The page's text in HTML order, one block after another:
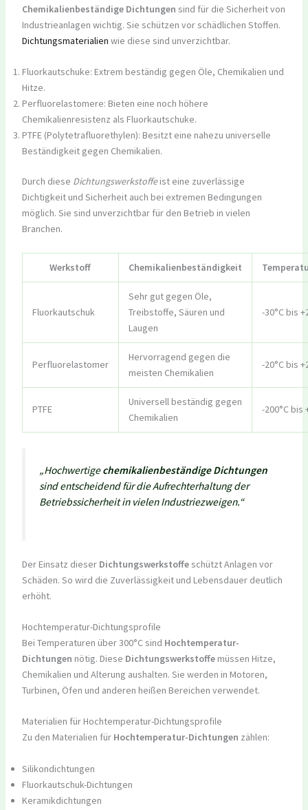
Chemikalienbeständige Dichtungen sind für die Sicherheit von
Industrieanlagen wichtig. Sie schützen vor schädlichen Stoffen.
Dichtungsmaterialien wie diese sind unverzichtbar.
Fluorkautschuke: Extrem beständig gegen Öle, Chemikalien und
Hitze.
Perfluorelastomere: Bieten eine noch höhere
Chemikalienresistenz als Fluorkautschuke.
PTFE (Polytetrafluorethylen): Besitzt eine nahezu universelle
Beständigkeit gegen Chemikalien.
Durch diese Dichtungswerkstoffeist eine zuverlässige
Dichtigkeit und Sicherheit auch bei extremen Bedingungen
möglich. Sie sind unverzichtbar für den Betrieb in vielen
Branchen.
Werkstoff Chemikalienbeständigkeit
Fluorkautschuk
Sehr gut gegen Öle,
Treibstoffe, Säuren und
Laugen
-30°C bis
Perfluorelastomer
Hervorragend gegen die
meisten Chemikalien
-20°C bis
PTFE
Universell beständig gegen
Chemikalien
-200°C bis
„Hochwertigechemikalienbeständige Dichtungen
sind entscheidend für die Aufrechterhaltung der
Betriebssicherheit in vielen Industriezweigen.“
Der Einsatz dieser Dichtungswerkstoffeschützt Anlagen vor
Schäden. So wird die Zuverlässigkeit und Lebensdauer deutlich
erhöht.
Hochtemperatur-Dichtungsprofile
Bei Temperaturen über 300°C sind Hochtemperatur-
Dichtungen nötig. Diese Dichtungswerkstoffemüssen Hitze,
Chemikalien und Alterung aushalten. Sie werden in Motoren,
Turbinen, Öfen und anderen heißen Bereichen verwendet.
Materialien für Hochtemperatur-Dichtungsprofile
Zu den Materialien für Hochtemperatur-Dichtungen zählen:
Silikondichtungen
Fluorkautschuk-Dichtungen
Keramikdichtungen